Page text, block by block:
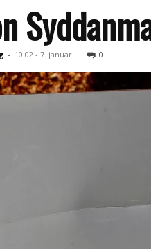
- 10:02 - 7. januar 0